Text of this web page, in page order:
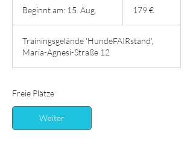
Beginnt am: 15. Aug.
i
n
n
179 €
Trainingsgelände 'HundeFAIRstand',
Maria-Agnesi-Straße 12
Freie Plätze
Weiter